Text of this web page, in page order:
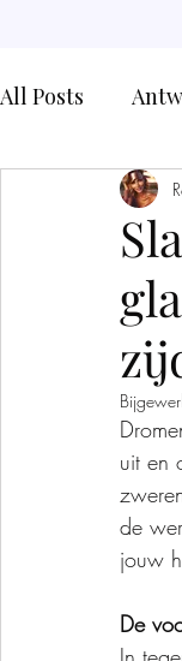
All Posts
hitteloze
uit en
de
jouw
De